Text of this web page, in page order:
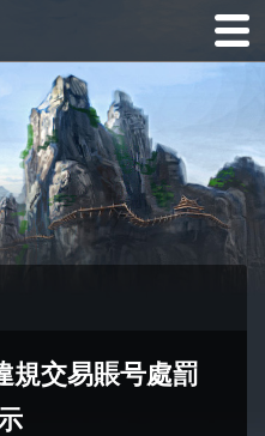
規交易賬号處罰